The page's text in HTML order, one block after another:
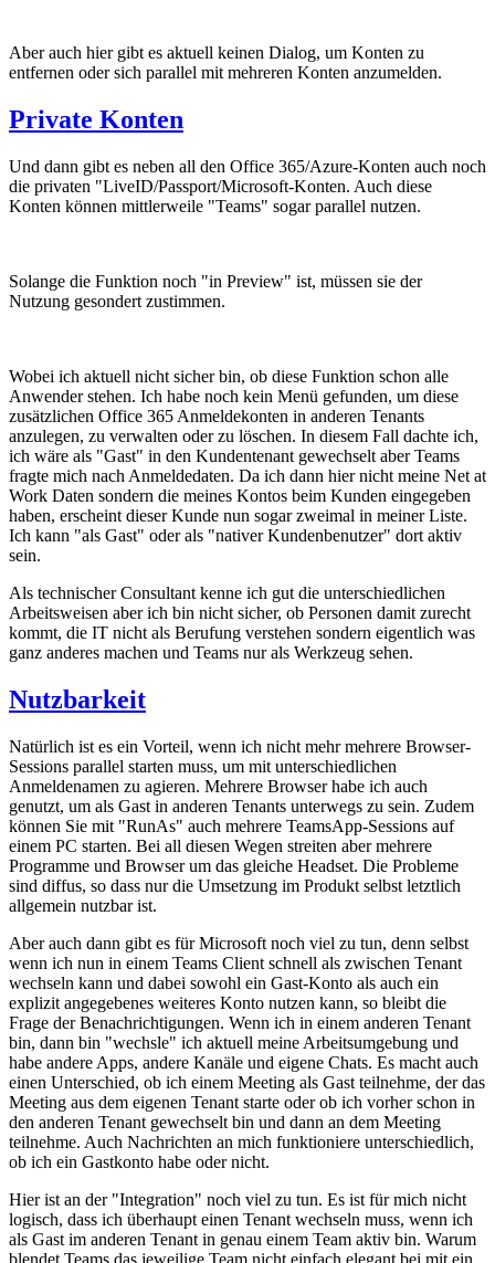
Aber auch hier gibt es aktuell keinen Dialog, um Konten zu
entfernen oder sich parallel mit mehreren Konten anzumelden.
Private Konten
Und dann gibt es neben all den Office 365/Azure-Konten auch noch
die privaten "LiveID/Passport/Microsoft-Konten. Auch diese
Konten können mittlerweile "Teams" sogar parallel nutzen.
Solange die Funktion noch "in Preview" ist, müssen sie der
Nutzung gesondert zustimmen.
Wobei ich aktuell nicht sicher bin, ob diese Funktion schon alle
Anwender stehen. Ich habe noch kein Menü gefunden, um diese
zusätzlichen Office 365 Anmeldekonten in anderen Tenants
anzulegen, zu verwalten oder zu löschen. In diesem Fall dachte ich,
ich wäre als "Gast" in den Kundentenant gewechselt aber Teams
fragte mich nach Anmeldedaten. Da ich dann hier nicht meine Net at
Work Daten sondern die meines Kontos beim Kunden eingegeben
haben, erscheint dieser Kunde nun sogar zweimal in meiner Liste.
Ich kann "als Gast" oder als "nativer Kundenbenutzer" dort aktiv
sein.
Als technischer Consultant kenne ich gut die unterschiedlichen
Arbeitsweisen aber ich bin nicht sicher, ob Personen damit zurecht
kommt, die IT nicht als Berufung verstehen sondern eigentlich was
ganz anderes machen und Teams nur als Werkzeug sehen.
Nutzbarkeit
Natürlich ist es ein Vorteil, wenn ich nicht mehr mehrere Browser-
Sessions parallel starten muss, um mit unterschiedlichen
Anmeldenamen zu agieren. Mehrere Browser habe ich auch
genutzt, um als Gast in anderen Tenants unterwegs zu sein. Zudem
können Sie mit "RunAs" auch mehrere TeamsApp-Sessions auf
einem PC starten. Bei all diesen Wegen streiten aber mehrere
Programme und Browser um das gleiche Headset. Die Probleme
sind diffus, so dass nur die Umsetzung im Produkt selbst letztlich
allgemein nutzbar ist.
Aber auch dann gibt es für Microsoft noch viel zu tun, denn selbst
wenn ich nun in einem Teams Client schnell als zwischen Tenant
wechseln kann und dabei sowohl ein Gast-Konto als auch ein
explizit angegebenes weiteres Konto nutzen kann, so bleibt die
Frage der Benachrichtigungen. Wenn ich in einem anderen Tenant
bin, dann bin "wechsle" ich aktuell meine Arbeitsumgebung und
habe andere Apps, andere Kanäle und eigene Chats. Es macht auch
einen Unterschied, ob ich einem Meeting als Gast teilnehme, der das
Meeting aus dem eigenen Tenant starte oder ob ich vorher schon in
den anderen Tenant gewechselt bin und dann an dem Meeting
teilnehme. Auch Nachrichten an mich funktioniere unterschiedlich,
ob ich ein Gastkonto habe oder nicht.
Hier ist an der "Integration" noch viel zu tun. Es ist für mich nicht
logisch, dass ich überhaupt einen Tenant wechseln muss, wenn ich
als Gast im anderen Tenant in genau einem Team aktiv bin. Warum
blendet Teams das jeweilige Team nicht einfach elegant bei mit ein